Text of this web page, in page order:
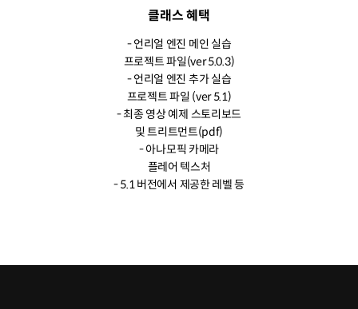
클래스 혜택
- 언리얼 엔진 메인 실습
프로젝트 파일(ver 5.0.3)
- 언리얼 엔진 추가 실습
프로젝트 파일 (ver 5.1)
- 최종 영상 예제 스토리보드
및 트리트먼트(pdf)
- 아나모픽 카메라
플레어 텍스처
- 5.1 버전에서 제공한 레벨 등